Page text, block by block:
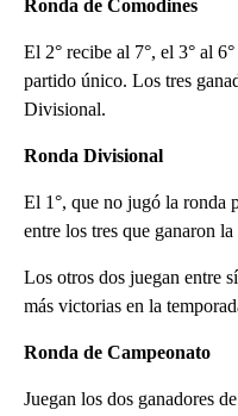
Ronda de Comodines
El 2° recibe al 7°, el 3° al
partido único. Los tres
Divisional.
Ronda Divisional
El 1°, que no jugó la ronda
entre los tres que ganaron
Los otros dos juegan entre
más victorias en la
Ronda de Campeonato
Juegan los dos ganadores